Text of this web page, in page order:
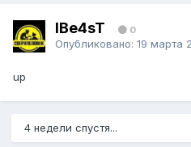
IBe4sT 0
Опубликовано: 19 марта
up
4 недели спустя...